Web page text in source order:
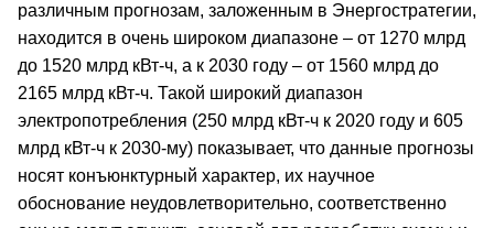
различным прогнозам, заложенным в Энергостратегии,
находится в очень широком диапазоне – от 1270 млрд
до 1520 млрд кВт-ч, а к 2030 году – от 1560 млрд до
2165 млрд кВт-ч. Такой широкий диапазон
электропотребления (250 млрд кВт-ч к 2020 году и 605
млрд кВт-ч к 2030-му) показывает, что данные прогнозы
носят конъюнктурный характер, их научное
обоснование неудовлетворительно, соответственно